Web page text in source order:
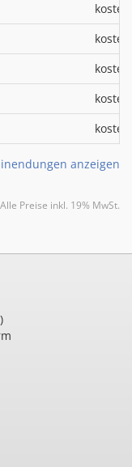
anzeigen
Preise inkl. 19% MwSt.